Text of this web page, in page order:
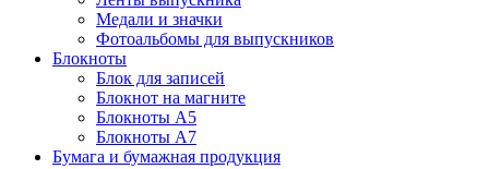
Медали и значки
Фотоальбомы для выпускников
Блокноты
Блок для записей
Блокнот на магните
Блокноты А5
Блокноты А7
Бумага и бумажная продукция